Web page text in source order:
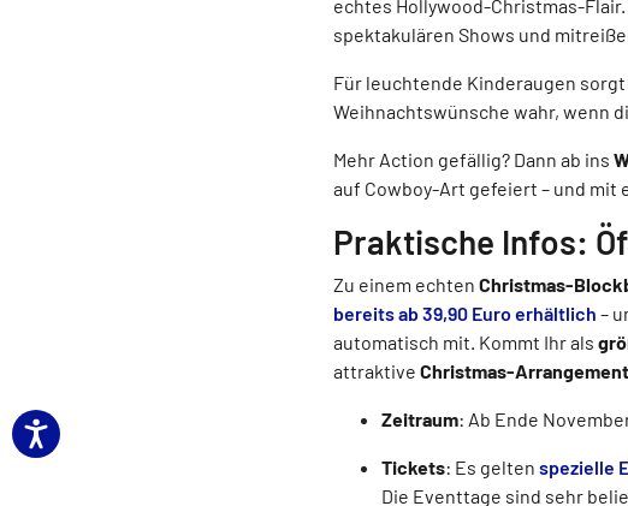
echtes Hollywood-Christmas-
spektakulären Shows und
Für leuchtende Kinderaugen
Weihnachtswünsche wahr, wenn
Mehr Action gefällig? Dann ab ins
auf Cowboy-Art gefeiert – und mit
Praktische Infos:
Zu einem echten Christmas-
bereits ab 39,90 Euro erhältlich –
automatisch mit. Kommt Ihr als
attraktive Christmas-
Zeitraum: Ab Ende
Tickets: Es gelten spezielle
Die Eventtage sind sehr